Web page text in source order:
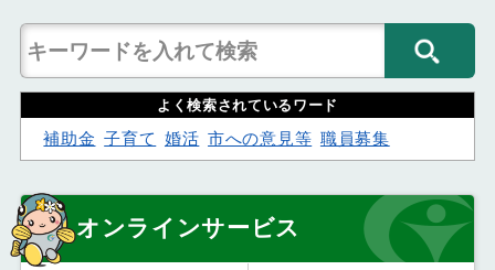
よく検索されているワード
補助金 子育て 婚活 市への意見等 職員募集
オンラインサービス